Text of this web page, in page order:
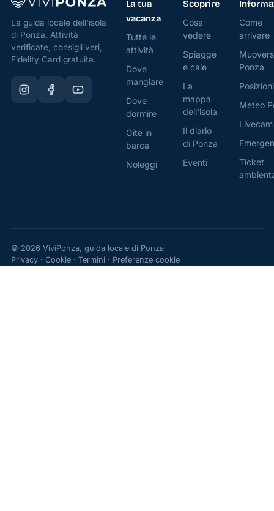
La guida locale dell'isola
di Ponza. Attività
verificate, consigli veri,
Fidelity Card gratuita.
La tua
vacanza
Tutte le
attività
Dove
mangiare
Dove
dormire
Gite in
barca
Noleggi
Scoprire
Cosa
vedere
Spiagge
e cale
La
mappa
dell'isola
Il diario
di Ponza
Eventi
Come
arrivare
Ponza
Meteo
Livecam
Ticket
© 2026 ViviPonza, guida locale di Ponza
Privacy· Cookie· Termini · Preferenze cookie